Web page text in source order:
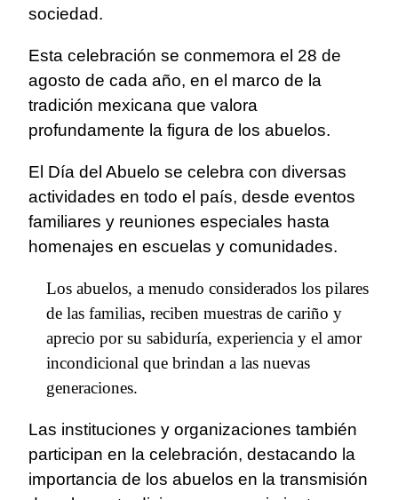
sociedad.
Esta celebración se conmemora el 28 de
agosto de cada año, en el marco de la
tradición mexicana que valora
profundamente la figura de los abuelos.
El Día del Abuelo se celebra con diversas
actividades en todo el país, desde eventos
familiares y reuniones especiales hasta
homenajes en escuelas y comunidades.
Los abuelos, a menudo considerados los pilares
de las familias, reciben muestras de cariño y
aprecio por su sabiduría, experiencia y el amor
incondicional que brindan a las nuevas
generaciones.
Las instituciones y organizaciones también
participan en la celebración, destacando la
importancia de los abuelos en la transmisión